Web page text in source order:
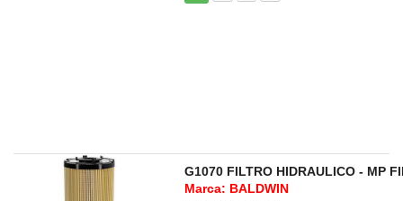
G1070 FILTRO HIDRAULICO - MP
Marca: BALDWIN